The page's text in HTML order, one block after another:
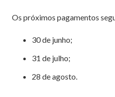
Os próximos pagamentos
30 de junho;
31 de julho;
28 de agosto.